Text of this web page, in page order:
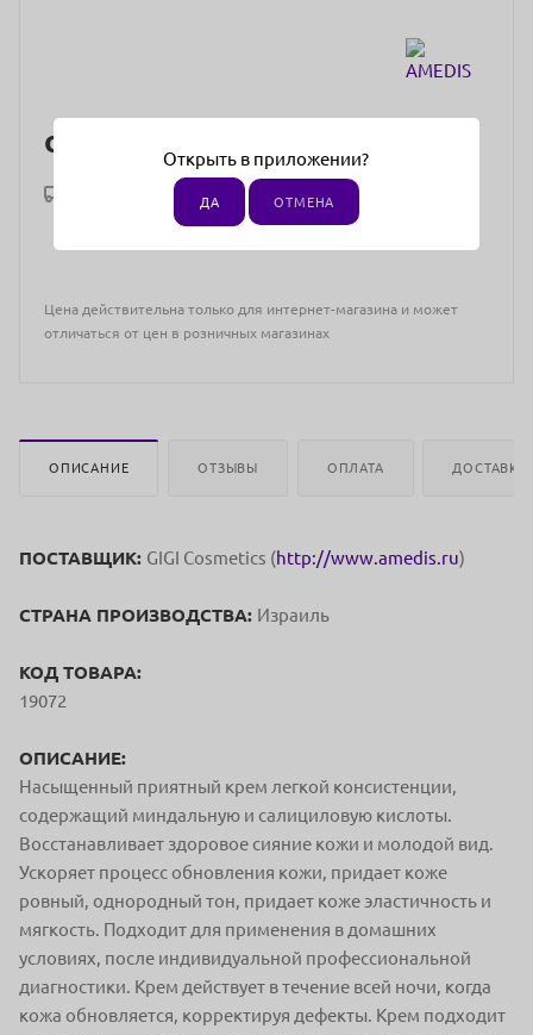
от
Рассчитать доставку
Цена действительна только для интернет-магазина и может
отличаться от цен в розничных магазинах
ОПИСАНИЕ ОТЗЫВЫ ОПЛАТА ДОСТАВКА
ПОСТАВЩИК: GIGI Cosmetics (http://www.amedis.ru)
СТРАНА ПРОИЗВОДСТВА: Израиль
КОД ТОВАРА:
19072
ОПИСАНИЕ:
Насыщенный приятный крем легкой консистенции,
содержащий миндальную и салициловую кислоты.
Восстанавливает здоровое сияние кожи и молодой вид.
Ускоряет процесс обновления кожи, придает коже
ровный, однородный тон, придает коже эластичность и
мягкость. Подходит для применения в домашних
условиях, после индивидуальной профессиональной
диагностики. Крем действует в течение всей ночи, когда
кожа обновляется, корректируя дефекты. Крем подходит
Открыть в приложении?
ДА ОТМЕНА